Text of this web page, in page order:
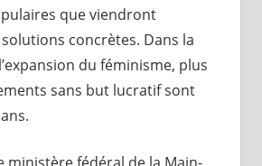
que viendront
concrètes. Dans la
du féminisme, plus
sans but lucratif sont
ministère fédéral de la Main-